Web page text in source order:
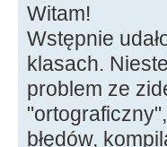
Witam!
Wstępnie
klasach.
problem ze
błędów,